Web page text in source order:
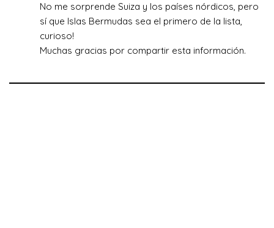
No me sorprende Suiza y los países nórdicos, pero
sí que Islas Bermudas sea el primero de la lista,
curioso!
Muchas gracias por compartir esta información.